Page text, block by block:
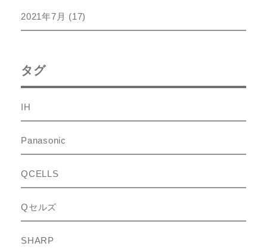
2021年7月 (17)
タグ
IH
Panasonic
QCELLS
Qセルズ
SHARP